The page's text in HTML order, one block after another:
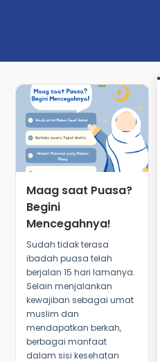
Maag saat Puasa?
Begini
Mencegahnya!
Sudah tidak terasa
ibadah puasa telah
berjalan 15 hari lamanya.
Selain menjalankan
kewajiban sebagai umat
muslim dan
mendapatkan berkah,
berbagai manfaat
dalam sisi kesehatan